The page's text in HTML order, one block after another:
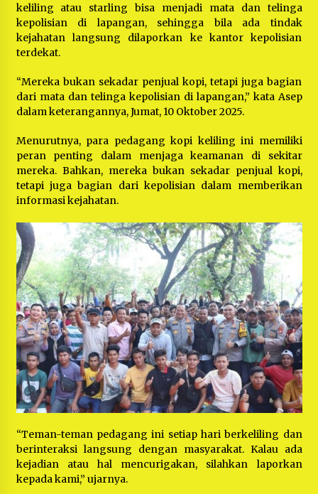
keliling atau starling bisa menjadi mata dan telinga
kepolisian di lapangan, sehingga bila ada tindak
kejahatan langsung dilaporkan ke kantor kepolisian
terdekat.
“Mereka bukan sekadar penjual kopi, tetapi juga bagian
dari mata dan telinga kepolisian di lapangan,” kata Asep
dalam keterangannya, Jumat, 10 Oktober 2025.
Menurutnya, para pedagang kopi keliling ini memiliki
peran penting dalam menjaga keamanan di sekitar
mereka. Bahkan, mereka bukan sekadar penjual kopi,
tetapi juga bagian dari kepolisian dalam memberikan
informasi kejahatan.
“Teman-teman pedagang ini setiap hari berkeliling dan
berinteraksi langsung dengan masyarakat. Kalau ada
kejadian atau hal mencurigakan, silahkan laporkan
kepada kami,” ujarnya.